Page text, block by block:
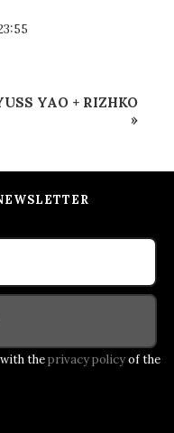
YAO + RIZHKO
»
theprivacy policyof the